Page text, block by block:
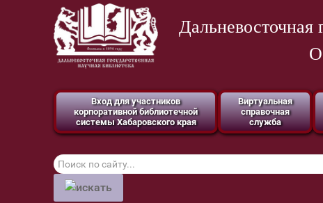
Дальневосточная
Вход для участников
корпоративной библиотечной
системы Хабаровского края
Виртуальная
справочная
служба
Поиск
по
сайту